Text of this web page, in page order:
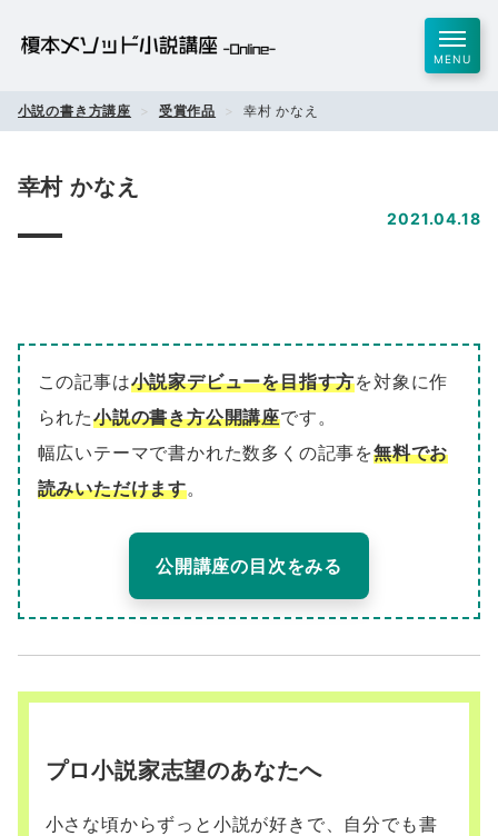
MENU
小説の書き方講座 受賞作品 幸村 かなえ
幸村 かなえ
2021.04.18
この記事は小説家デビューを目指す方を対象に作
られた小説の書き方公開講座です。
幅広いテーマで書かれた数多くの記事を無料でお
読みいただけます。
公開講座の目次をみる
プロ小説家志望のあなたへ
小さな頃からずっと小説が好きで、自分でも書